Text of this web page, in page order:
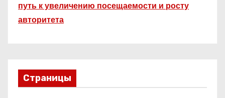
путь к увеличению посещаемости и росту
авторитета
Страницы